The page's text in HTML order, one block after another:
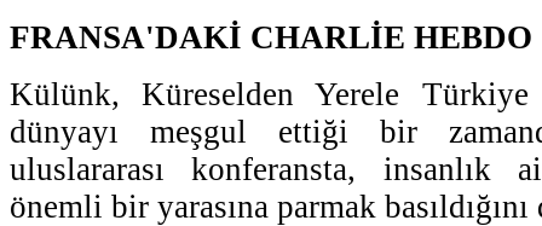
FRANSA'DAKİ CHARLİE
Külünk, Küreselden Yerele
dünyayı meşgul ettiği bir
uluslararası konferansta, insanlık
önemli bir yarasına parmak